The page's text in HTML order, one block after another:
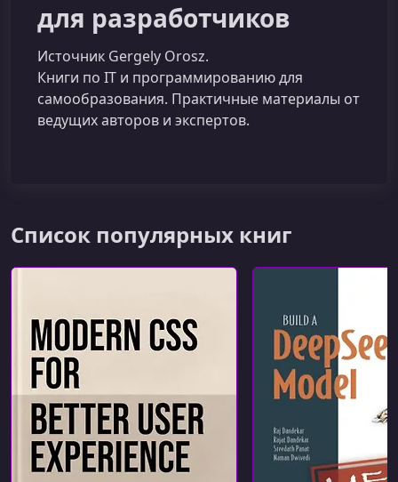
для разработчиков
Источник Gergely Orosz.
Книги по IT и программированию для
самообразования. Практичные материалы от
ведущих авторов и экспертов.
Список популярных книг